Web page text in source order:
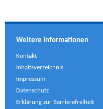
Weitere Informationen
Kontakt
Inhaltsverzeichnis
Impressum
Datenschutz
Erklärung zur Barrierefreiheit